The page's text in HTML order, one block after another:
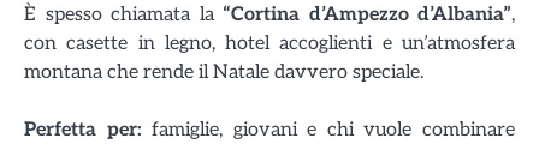
È spesso chiamata la “Cortina d’Ampezzo d’Albania”,
con casette in legno, hotel accoglienti e un’atmosfera
montana che rende il Natale davvero speciale.
Perfetta per: famiglie, giovani e chi vuole combinare